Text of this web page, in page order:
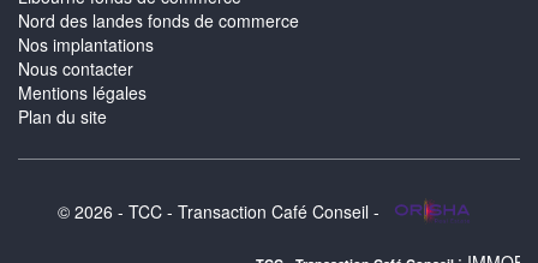
Nord des landes fonds de commerce
Nos implantations
Nous contacter
Mentions légales
Plan du site
© 2026 - TCC - Transaction Café Conseil -